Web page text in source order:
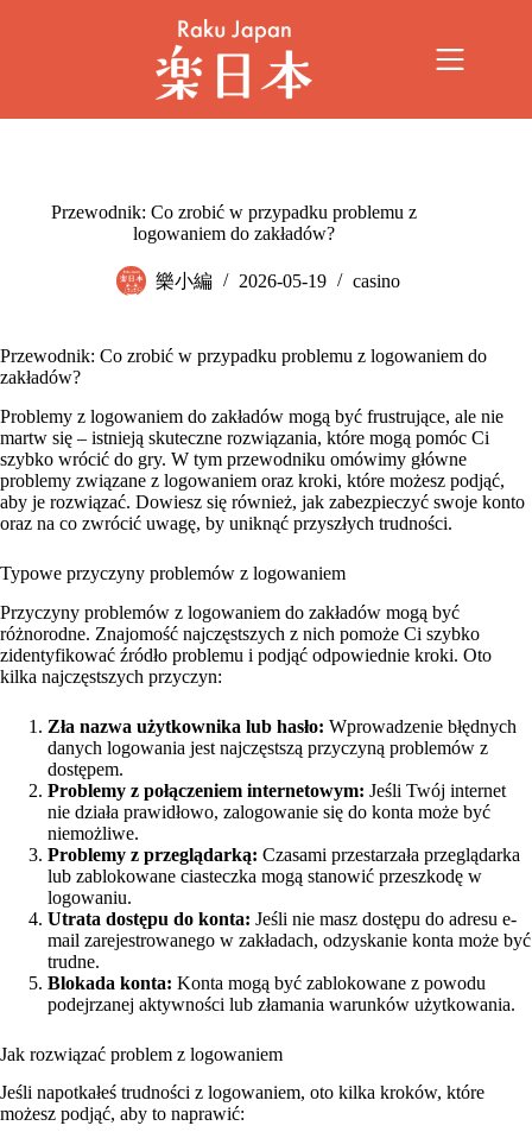
Przewodnik: Co zrobić w przypadku problemu z
logowaniem do zakładów?
樂小編 2026-05-19 casino
Przewodnik: Co zrobić w przypadku problemu z logowaniem do
zakładów?
Problemy z logowaniem do zakładów mogą być frustrujące, ale nie
martw się – istnieją skuteczne rozwiązania, które mogą pomóc Ci
szybko wrócić do gry. W tym przewodniku omówimy główne
problemy związane z logowaniem oraz kroki, które możesz podjąć,
aby je rozwiązać. Dowiesz się również, jak zabezpieczyć swoje konto
oraz na co zwrócić uwagę, by uniknąć przyszłych trudności.
Typowe przyczyny problemów z logowaniem
Przyczyny problemów z logowaniem do zakładów mogą być
różnorodne. Znajomość najczęstszych z nich pomoże Ci szybko
zidentyfikować źródło problemu i podjąć odpowiednie kroki. Oto
kilka najczęstszych przyczyn:
Zła nazwa użytkownika lub hasło: Wprowadzenie błędnych
danych logowania jest najczęstszą przyczyną problemów z
dostępem.
Problemy z połączeniem internetowym: Jeśli Twój internet
nie działa prawidłowo, zalogowanie się do konta może być
niemożliwe.
Problemy z przeglądarką: Czasami przestarzała przeglądarka
lub zablokowane ciasteczka mogą stanowić przeszkodę w
logowaniu.
Utrata dostępu do konta: Jeśli nie masz dostępu do adresu e-
mail zarejestrowanego w zakładach, odzyskanie konta może być
trudne.
Blokada konta: Konta mogą być zablokowane z powodu
podejrzanej aktywności lub złamania warunków użytkowania.
Jak rozwiązać problem z logowaniem
Jeśli napotkałeś trudności z logowaniem, oto kilka kroków, które
możesz podjąć, aby to naprawić: